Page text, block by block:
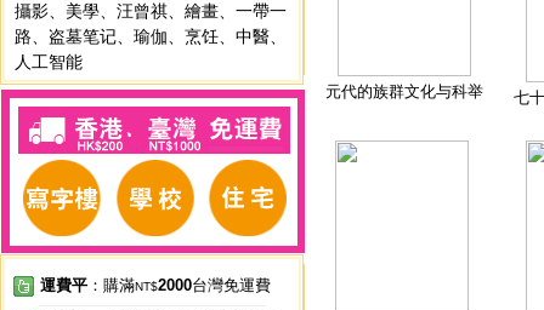
攝影
美學 汪曾祺 繪畫
一帶一
路
盗墓笔记 瑜伽 烹饪 中醫
人工智能
運費平 ：購滿NT$2000台灣免運費
元代的族群文化与科举 七